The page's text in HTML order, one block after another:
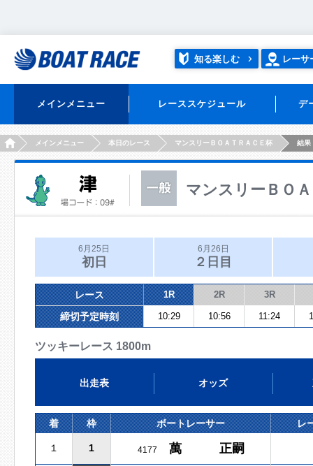
知る楽しむ レーサ
メインメニュー レーススケジュール デ
HOMEメインメニュー 本日のレース マンスリーＢＯＡＴＲＡＣＥ杯 結果
マンスリーＢＯ
6月25日
初日
6月26日
２日目
レース 1R 2R 3R
締切予定時刻 10:29 10:56 11:24
ツッキーレース 1800m
出走表 オッズ
着 枠 ボートレーサー レ
１ 1 4177 萬 正嗣